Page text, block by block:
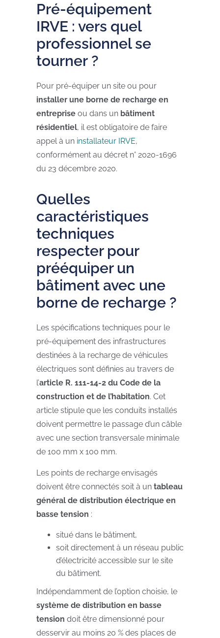
Pré-équipement
IRVE : vers quel
professionnel se
tourner ?
Pour pré-équiper un site ou pour
installer une borne de recharge en
entreprise ou dans un bâtiment
résidentiel, il est obligatoire de faire
appel à un installateur IRVE,
conformément au décret n° 2020-1696
du 23 décembre 2020.
Quelles
caractéristiques
techniques
respecter pour
prééquiper un
bâtiment avec une
borne de recharge ?
Les spécifications techniques pour le
pré-équipement des infrastructures
destinées à la recharge de véhicules
électriques sont définies au travers de
l’article R. 111-14-2 du Code de la
construction et de l’habitation. Cet
article stipule que les conduits installés
doivent permettre le passage d’un câble
avec une section transversale minimale
de 100 mm x 100 mm.
Les points de recharge envisagés
doivent être connectés soit à un tableau
général de distribution électrique en
basse tension :
situé dans le bâtiment,
soit directement à un réseau public
d’électricité accessible sur le site
du bâtiment.
Indépendamment de l’option choisie, le
système de distribution en basse
tension doit être dimensionné pour
desservir au moins 20 % des places de